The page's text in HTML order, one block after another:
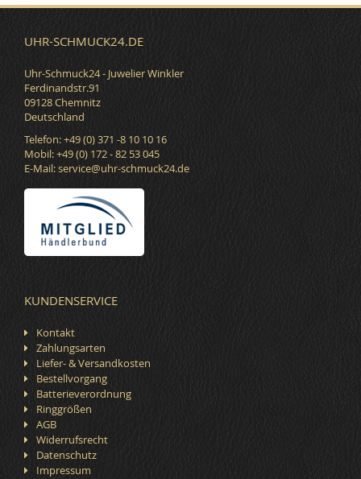
UHR-SCHMUCK24.DE
Uhr-Schmuck24 - Juwelier Winkler
Ferdinandstr.91
09128 Chemnitz
Deutschland
Telefon: +49 (0) 371 -8 10 10 16
Mobil: +49 (0) 172 - 82 53 045
E-Mail:service@uhr-schmuck24.de
KUNDENSERVICE
Kontakt
Zahlungsarten
Liefer- & Versandkosten
Bestellvorgang
Batterieverordnung
Ringgrößen
AGB
Widerrufsrecht
Datenschutz
Impressum